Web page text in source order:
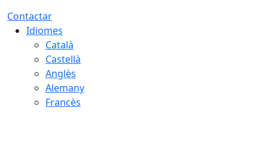
Contactar
Idiomes
Català
Castellà
Anglès
Alemany
Francès